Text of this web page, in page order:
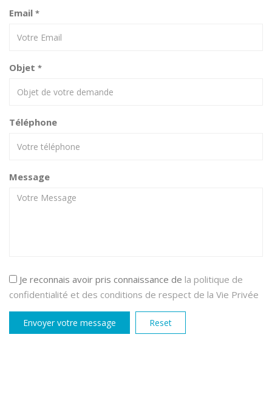
Email *
Objet *
Téléphone
Message
Je reconnais avoir pris connaissance de la politique de
confidentialité et des conditions de respect de la Vie Privée
Envoyer votre message Reset